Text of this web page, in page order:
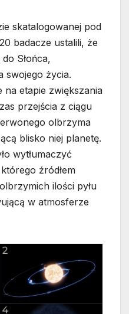
skatalogowanej pod
badacze ustalili, że
Słońca,
swojego życia.
na etapie zwiększania
przejścia z ciągu
olbrzyma
blisko niej planetę.
wytłumaczyć
źródłem
ilości pyłu
w atmosferze